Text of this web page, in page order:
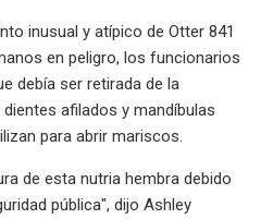
inusual y atípico de Otter 841
en peligro, los funcionarios
debía ser retirada de la
afilados y mandíbulas
para abrir mariscos.
de esta nutria hembra debido
pública", dijo Ashley